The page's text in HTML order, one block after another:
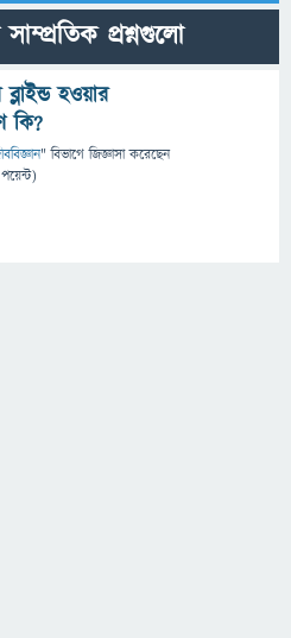
প্রশ্নগুলো
হওয়ার
কি?
" বিভাগে জিজ্ঞাসাকরেছেন
পয়েন্ট)